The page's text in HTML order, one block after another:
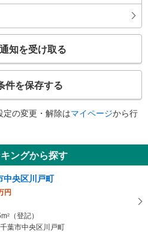
知を受け取る
件を保存する
の変更・解除はマイページから行
ングから探す
中央区川戸町
円
2
（登記）
葉市中央区川戸町